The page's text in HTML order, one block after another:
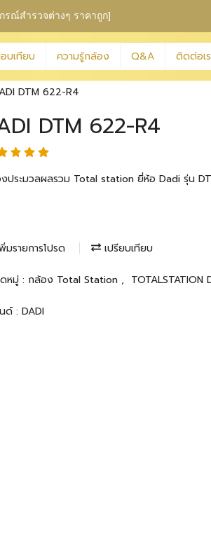
รณ์สำรวจต่างๆ ราคาถูก]
บเทียบ ความรู้กล้อง Q&A ติดต่อเ
DTM 622-R4
DTM 622-R4
ประมวลผลรวม Total station ยี่ห้อ Dadi รุ่น
มรายการโปรด เปรียบเทียบ
หมู่ : กล้อง Total Station , TOTALSTATION
ด์ : DADI